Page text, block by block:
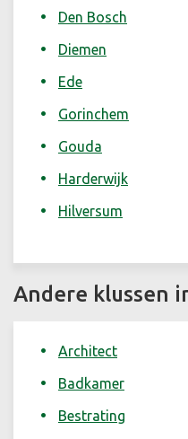
Den Bosch
Diemen
Ede
Gorinchem
Gouda
Harderwijk
Hilversum
Andere klussen
Architect
Badkamer
Bestrating